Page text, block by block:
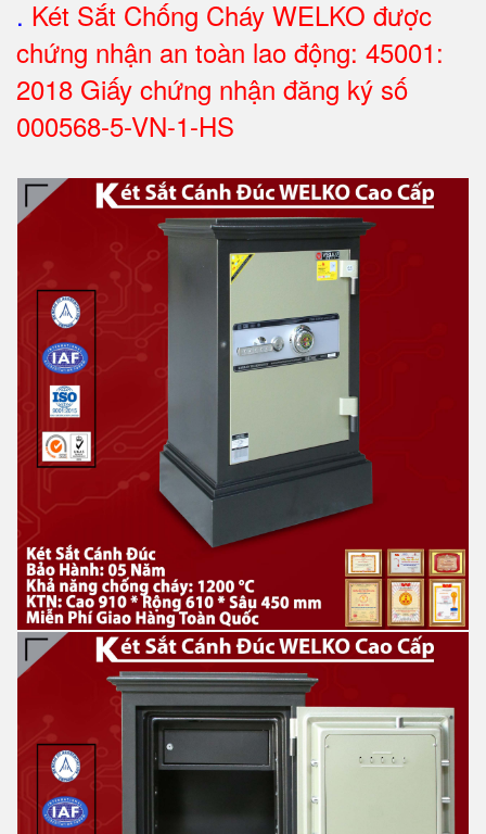
. Két Sắt Chống Cháy WELKO được
chứng nhận an toàn lao động: 45001:
2018 Giấy chứng nhận đăng ký số
000568-5-VN-1-HS